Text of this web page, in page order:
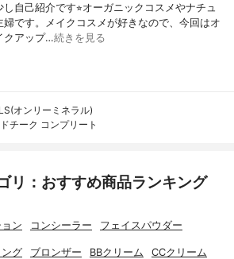
自己紹介です⭐︎オーガニックコスメやナチュ
です。メイクコスメが好きなので、今回はオ
クアップ…続きを見る
オンリーミネラル)
チーク コンプリート
リ：おすすめ商品ランキング
ン コンシーラー フェイスパウダー
グ ブロンザー BBクリーム CCクリーム